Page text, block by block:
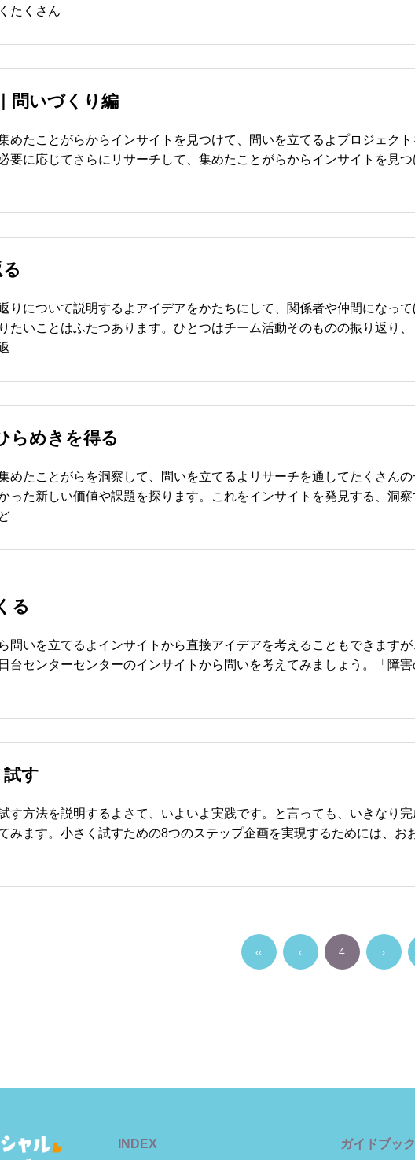
たくさん
問いづくり編
めたことがらからインサイトを見つけて、問いを立てるよプロジェク
要に応じてさらにリサーチして、集めたことがらからインサイトを見
りについて説明するよアイデアをかたちにして、関係者や仲間になっ
たいことはふたつあります。ひとつはチーム活動そのものの振り返り
らめきを得る
めたことがらを洞察して、問いを立てるよリサーチを通してたくさん
った新しい価値や課題を探ります。これをインサイトを発見する、洞
る
問いを立てるよインサイトから直接アイデアを考えることもできます
台センターセンターのインサイトから問いを考えてみましょう。「障
す
す方法を説明するよさて、いよいよ実践です。と言っても、いきなり
みます。小さく試すための8つのステップ企画を実現するためには、
4
INDEX ガイドブック